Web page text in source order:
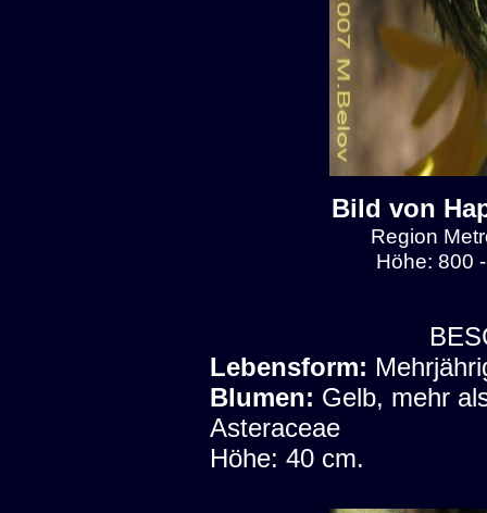
Bild von
Region
Höhe: 800
Lebensform:
Blumen: Gelb, mehr
Asteraceae
Höhe: 40 cm.